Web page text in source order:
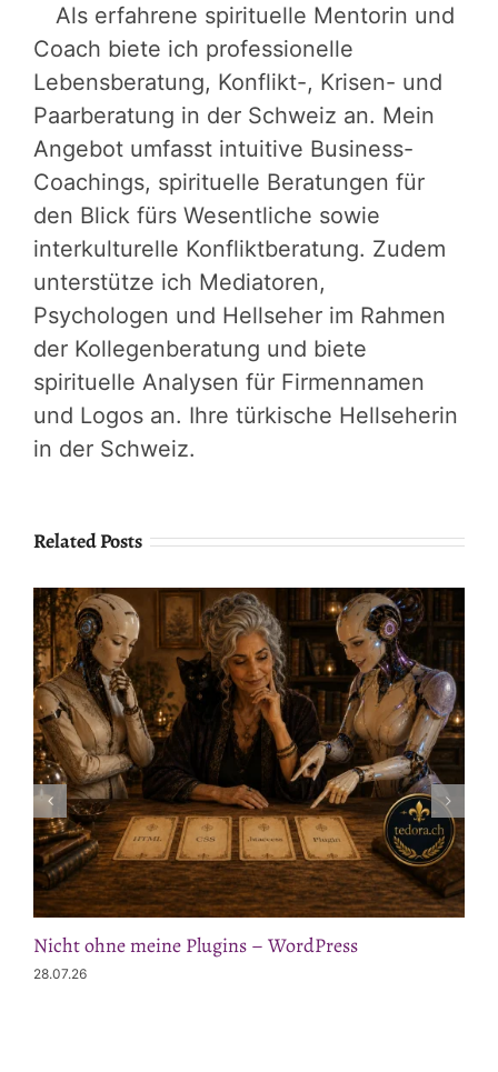
Als erfahrene spirituelle Mentorin und
Coach biete ich professionelle
Lebensberatung, Konflikt-, Krisen- und
Paarberatung in der Schweiz an. Mein
Angebot umfasst intuitive Business-
Coachings, spirituelle Beratungen für
den Blick fürs Wesentliche sowie
interkulturelle Konfliktberatung. Zudem
unterstütze ich Mediatoren,
Psychologen und Hellseher im Rahmen
der Kollegenberatung und biete
spirituelle Analysen für Firmennamen
und Logos an. Ihre türkische Hellseherin
in der Schweiz.
Related Posts
Nicht ohne meine Plugins – WordPress
28.07.26